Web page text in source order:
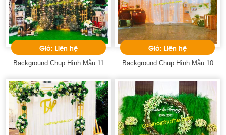
Giá: Liên hệ
Background Chụp Hình Mẫu 11
Giá: Liên hệ
Background Chụp Hình Mẫu 10